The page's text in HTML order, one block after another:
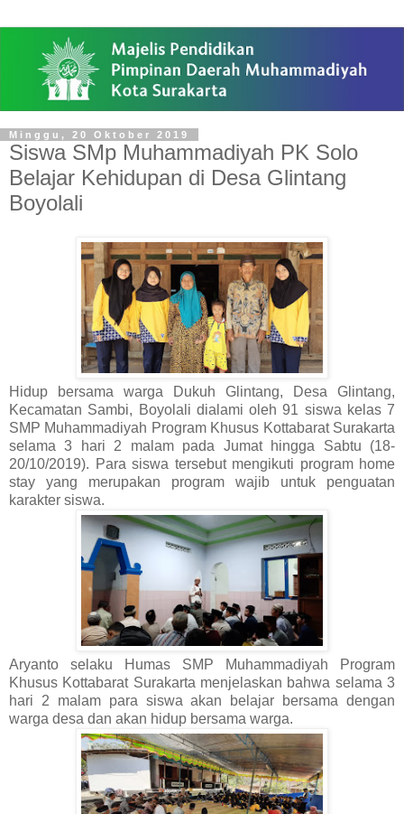
Minggu, 20 Oktober 2019
Siswa SMp Muhammadiyah PK Solo
Belajar Kehidupan di Desa Glintang
Boyolali
Hidup bersama warga Dukuh Glintang, Desa Glintang,
Kecamatan Sambi, Boyolali dialami oleh 91 siswa kelas 7
SMP Muhammadiyah Program Khusus Kottabarat Surakarta
selama 3 hari 2 malam pada Jumat hingga Sabtu (18-
20/10/2019). Para siswa tersebut mengikuti program home
stay yang merupakan program wajib untuk penguatan
karakter siswa.
Aryanto selaku Humas SMP Muhammadiyah Program
Khusus Kottabarat Surakarta menjelaskan bahwa selama 3
hari 2 malam para siswa akan belajar bersama dengan
warga desa dan akan hidup bersama warga.